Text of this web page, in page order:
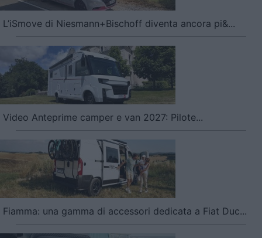
L’iSmove di Niesmann+Bischoff diventa ancora pi&...
Video Anteprime camper e van 2027: Pilote...
Fiamma: una gamma di accessori dedicata a Fiat Duc...